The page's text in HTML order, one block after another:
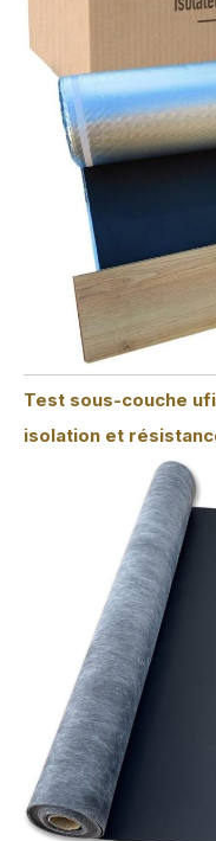
Test sous-couche
isolation et